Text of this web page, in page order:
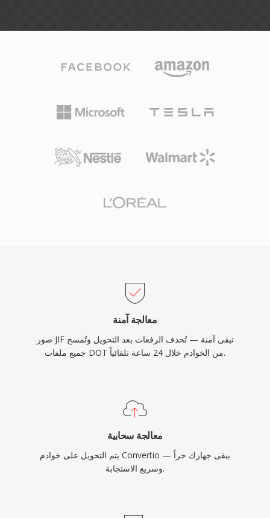
معالجة آمنة
صور JIF تبقى آمنة — تُحذف الرفعات بعد التحويل وتُمسح
جميع ملفات DOT من الخوادم خلال 24 ساعة تلقائياً.
معالجة سحابية
يتم التحويل على خوادم Convertio — يبقى جهازك حراً
وسريع الاستجابة.